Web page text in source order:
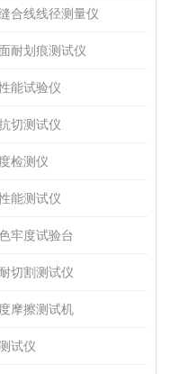
合线线径测量仪
耐划痕测试仪
能试验仪
切测试仪
检测仪
能测试仪
牢度试验台
切割测试仪
摩擦测试机
试仪